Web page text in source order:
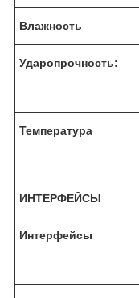
Влажность
Ударопрочность:
Температура
ИНТЕРФЕЙСЫ
Интерфейсы